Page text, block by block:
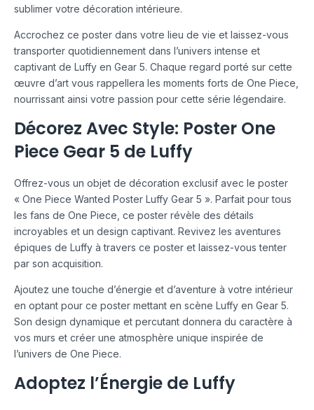
sublimer votre décoration intérieure.
Accrochez ce poster dans votre lieu de vie et laissez-vous
transporter quotidiennement dans l’univers intense et
captivant de Luffy en Gear 5. Chaque regard porté sur cette
œuvre d’art vous rappellera les moments forts de One Piece,
nourrissant ainsi votre passion pour cette série légendaire.
Décorez Avec Style: Poster One
Piece Gear 5 de Luffy
Offrez-vous un objet de décoration exclusif avec le poster
« One Piece Wanted Poster Luffy Gear 5 ». Parfait pour tous
les fans de One Piece, ce poster révèle des détails
incroyables et un design captivant. Revivez les aventures
épiques de Luffy à travers ce poster et laissez-vous tenter
par son acquisition.
Ajoutez une touche d’énergie et d’aventure à votre intérieur
en optant pour ce poster mettant en scène Luffy en Gear 5.
Son design dynamique et percutant donnera du caractère à
vos murs et créer une atmosphère unique inspirée de
l’univers de One Piece.
Adoptez l’Énergie de Luffy